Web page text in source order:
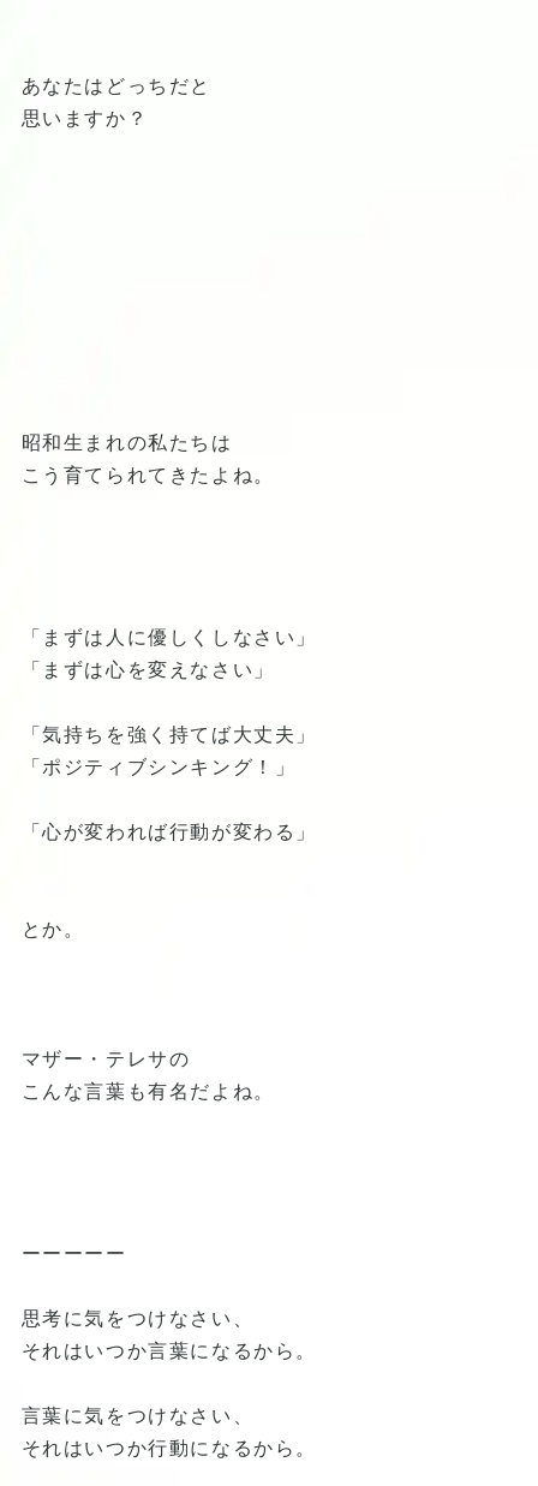
あなたはどっちだと
思いますか？
昭和生まれの私たちは
こう育てられてきたよね。
「まずは人に優しくしなさい」
「まずは心を変えなさい」
「気持ちを強く持てば大丈夫」
「ポジティブシンキング！」
「心が変われば行動が変わる」
とか。
マザー・テレサの
こんな言葉も有名だよね。
ーーーーー
思考に気をつけなさい、
それはいつか言葉になるから。
言葉に気をつけなさい、
それはいつか行動になるから。